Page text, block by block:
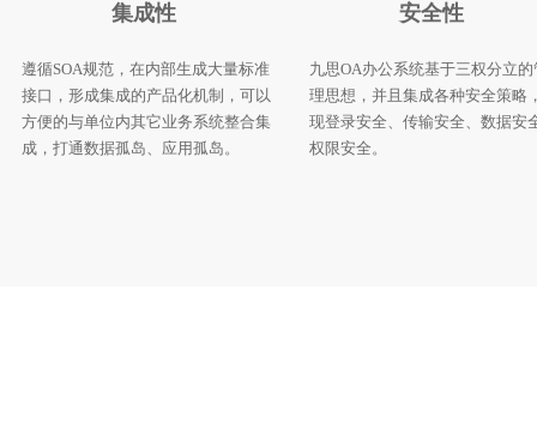
集成性
遵循SOA规范，在内部生成大量标准
接口，形成集成的产品化机制，可以
方便的与单位内其它业务系统整合集
成，打通数据孤岛、应用孤岛。
安全性
九思OA办公系统基于三权分立的
理思想，并且集成各种安全策略
现登录安全、传输安全、数据安
权限安全。